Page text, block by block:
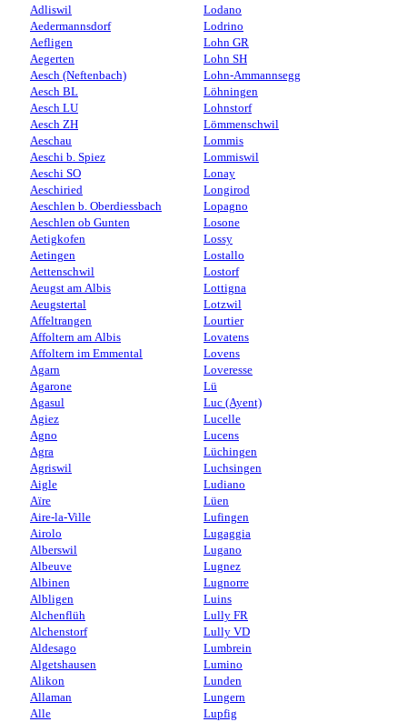
Adliswil
Aedermannsdorf
Aefligen
Aegerten
Aesch (Neftenbach)
Aesch BL
Aesch LU
Aesch ZH
Aeschau
Aeschi b. Spiez
Aeschi SO
Aeschiried
Aeschlen b. Oberdiessbach
Aeschlen ob Gunten
Aetigkofen
Aetingen
Aettenschwil
Aeugst am Albis
Aeugstertal
Affeltrangen
Affoltern am Albis
Affoltern im Emmental
Agarn
Agarone
Agasul
Agiez
Agno
Agra
Agriswil
Aigle
Aïre
Aire-la-Ville
Airolo
Alberswil
Albeuve
Albinen
Albligen
Alchenflüh
Alchenstorf
Aldesago
Algetshausen
Alikon
Allaman
Alle
Lodano
Lodrino
Lohn GR
Lohn SH
Lohn-Ammannsegg
Löhningen
Lohnstorf
Lömmenschwil
Lommis
Lommiswil
Lonay
Longirod
Lopagno
Losone
Lossy
Lostallo
Lostorf
Lottigna
Lotzwil
Lourtier
Lovatens
Lovens
Loveresse
Lü
Luc (Ayent)
Lucelle
Lucens
Lüchingen
Luchsingen
Ludiano
Lüen
Lufingen
Lugaggia
Lugano
Lugnez
Lugnorre
Luins
Lully FR
Lully VD
Lumbrein
Lumino
Lunden
Lungern
Lupfig